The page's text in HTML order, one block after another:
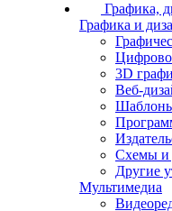
Графика,
Графика и
3D
Веб-
Схемы и
Другие
Мультимедиа